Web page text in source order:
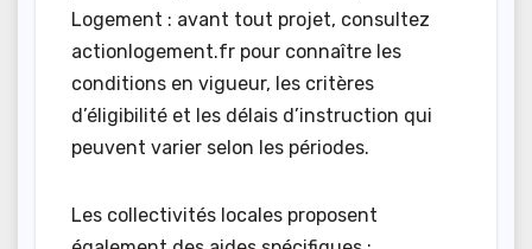
Logement : avant tout projet, consultez
actionlogement.fr pour connaître les
conditions en vigueur, les critères
d’éligibilité et les délais d’instruction qui
peuvent varier selon les périodes.
Les collectivités locales proposent